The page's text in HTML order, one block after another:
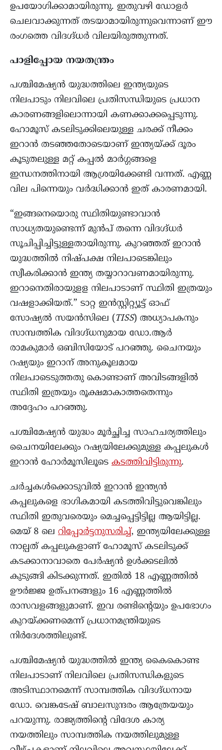
ഉപയോഗിക്കാമായിരുന്നു. ഇതുവഴി ഡോളർ
ചെലവാക്കുന്നത് തടയാമായിരുന്നുവെന്നാണ് ഈ
രംഗത്തെ വിദഗ്ദ്ധർ വിലയിരുത്തുന്നത്.
പാളിപ്പോയ നയതന്ത്രം
പശ്ചിമേഷ്യൻ യുദ്ധത്തിലെ ഇന്ത്യയുടെ
നിലപാടും നിലവിലെ പ്രതിസന്ധിയുടെ പ്രധാന
കാരണങ്ങളിലൊന്നായി കണക്കാക്കപ്പെടുന്നു.
ഹോമൂസ് കടലിടുക്കിലെയുള്ള ചരക്ക് നീക്കം
ഇറാൻ തടഞ്ഞതോടെയാണ് ഇന്ത്യയ്ക്ക് ദൂരം
കൂടുതലുള്ള മറ്റ് കപ്പൽ മാർഗ്ഗങ്ങളെ
ഇന്ധനത്തിനായി ആശ്രയിക്കേണ്ടി വന്നത്. എണ്ണ
വില പിന്നെയും വർദ്ധിക്കാൻ ഇത് കാരണമായി.
“ഇങ്ങനെയൊരു സ്ഥിതിയുണ്ടാവാൻ
സാധ്യതയുണ്ടെന്ന് മുൻപ് തന്നെ വിദഗ്ദ്ധർ
സൂചിപ്പിച്ചിട്ടുള്ളതായിരുന്നു. കുറഞ്ഞത് ഇറാൻ
യുദ്ധത്തിൽ നിഷ്പക്ഷ നിലപാടെങ്കിലും
സ്വീകരിക്കാൻ ഇന്ത്യ തയ്യാറാവണമായിരുന്നു.
ഇറാനെതിരായുളള നിലപാടാണ് സ്ഥിതി ഇത്രയും
വഷളാക്കിയത്.” ടാറ്റ ഇൻസ്റ്റിറ്റ്യൂട്ട് ഓഫ്
സോഷ്യൽ സയൻസിലെ (TISS) അധ്യാപകനും
സാമ്പത്തിക വിദഗ്ദ്ധനുമായ ഡോ.ആർ
രാമകുമാർ ഒബിസിയോട് പറഞ്ഞു. ചൈനയും
റഷ്യയും ഇറാന് അനുകൂലമായ
നിലപാടെടുത്തതു കൊണ്ടാണ് അവിടങ്ങളിൽ
സ്ഥിതി ഇത്രയും രൂക്ഷമാകാത്തതെന്നും
അദ്ദേഹം പറഞ്ഞു.
പശ്ചിമേഷ്യൻ യുദ്ധം മൂർച്ഛിച്ച സാഹചര്യത്തിലും
ചൈനയിലേക്കും റഷ്യയിലേക്കുമുള്ള കപ്പലുകൾ
ഇറാൻ ഹോർമൂസിലൂടെ കടത്തിവിട്ടിരുന്നു.
ചർച്ചകൾക്കൊടുവിൽ ഇറാൻ ഇന്ത്യൻ
കപ്പലുകളെ ഭാഗികമായി കടത്തിവിട്ടുവെങ്കിലും
സ്ഥിതി ഇതുവരെയും മെച്ചപ്പെട്ടിട്ടില്ല ആയിട്ടില്ല.
മെയ് 8 ലെ റിപ്പോർട്ടനുസരിച്ച്, ഇന്ത്യയിലേക്കുള്ള
നാല്പത് കപ്പലുകളാണ് ഹോമൂസ് കടലിടുക്ക്
കടക്കാനാവാതെ പേർഷ്യൻ ഉൾക്കടലിൽ
കുടുങ്ങി കിടക്കുന്നത്. ഇതിൽ 18 എണ്ണത്തിൽ
ഊർജ്ജ ഉത്പനങ്ങളും 16 എണ്ണത്തിൽ
രാസവളങ്ങളുമാണ്. ഇവ രണ്ടിന്റെയും ഉപഭോഗം
കുറയ്ക്കണമെന്ന് പ്രധാനമന്ത്രിയുടെ
നിർദേശത്തിലുണ്ട്.
പശ്ചിമേഷ്യൻ യുദ്ധത്തിൽ ഇന്ത്യ കൈകൊണ്ട
നിലപാടാണ് നിലവിലെ പ്രതിസന്ധികളുടെ
അടിസ്ഥാനമെന്ന് സാമ്പത്തിക വിദഗ്ദ്ധനായ
ഡോ. വെങ്കടേഷ് ബാലസുന്ദരം ആത്രേയയും
പറയുന്നു. രാജ്യത്തിന്റെ വിദേശ കാര്യ
നയത്തിലും സാമ്പത്തിക നയത്തിലുമുള്ള